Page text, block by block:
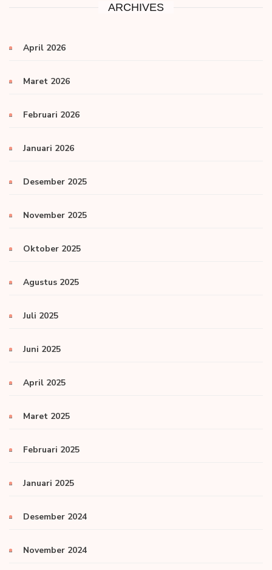
ARCHIVES
April 2026
Maret 2026
Februari 2026
Januari 2026
Desember 2025
November 2025
Oktober 2025
Agustus 2025
Juli 2025
Juni 2025
April 2025
Maret 2025
Februari 2025
Januari 2025
Desember 2024
November 2024